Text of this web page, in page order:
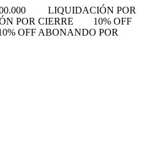
LIQUIDACIÓN POR
POR CIERRE
10% OFF
OFF ABONANDO POR